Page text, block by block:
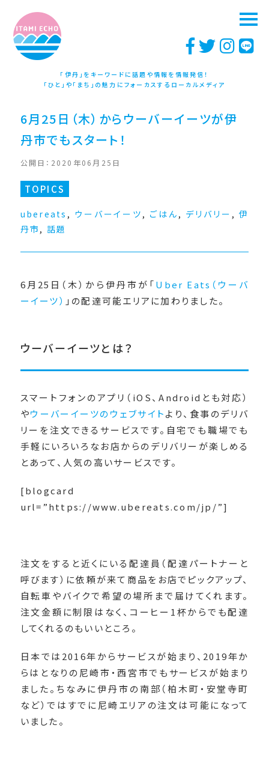
「伊丹」をキーワードに話題や情報を情報発信！
「ひと」や「まち」の魅力にフォーカスするローカルメディア
6月25日（木）からウーバーイーツが伊
丹市でもスタート！
公開日：2020年06月25日
TOPICS
ubereats , ウーバーイーツ , ごはん , デリバリー ,伊
丹市 , 話題
6月25日（木）から伊丹市が「Uber Eats（ウーバ
ーイーツ） 」の配達可能エリアに加わりました。
ウーバーイーツとは？
スマートフォンのアプリ（iOS、Androidとも対応）
やウーバーイーツのウェブサイトより、食事のデリバ
リーを注文できるサービスです。自宅でも職場でも
手軽にいろいろなお店からのデリバリーが楽しめる
とあって、人気の高いサービスです。
[blogcard
url=”https://www.ubereats.com/jp/”]
注文をすると近くにいる配達員（配達パートナーと
呼びます）に依頼が来て商品をお店でピックアップ、
自転車やバイクで希望の場所まで届けてくれます。
注文金額に制限はなく、コーヒー1杯からでも配達
してくれるのもいいところ。
日本では2016年からサービスが始まり、2019年か
らはとなりの尼崎市・西宮市でもサービスが始まり
ました。ちなみに伊丹市の南部（柏木町・安堂寺町
など）ではすでに尼崎エリアの注文は可能になって
いました。